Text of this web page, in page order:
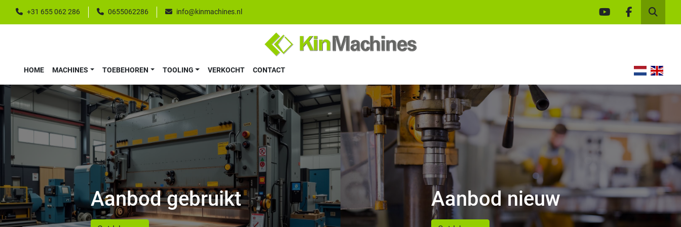
+31 655 062 286 0655062286 info@kinmachines.nl
youtubefacebook
Zoek
HOME MACHINES TOEBEHOREN TOOLING VERKOCHT CONTACT
Aanbod gebruikt Aanbod nieuw